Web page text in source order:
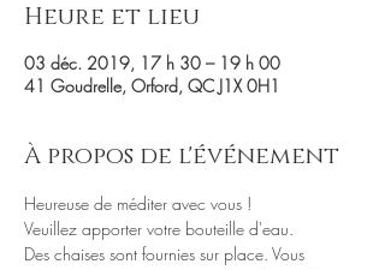
Heure et lieu
03 déc. 2019, 17 h 30 – 19 h 00
41 Goudrelle, Orford, QC J1X 0H1
À propos de l'événement
Des chaises sont fournies sur place. Vous